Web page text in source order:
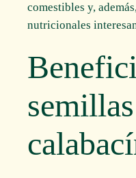
comestibles y,
nutricionales